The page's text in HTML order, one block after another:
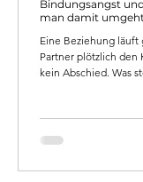
Bindungsangst
man damit
Eine Beziehung
Partner plötzlich den
kein Abschied. Was
Bindungsangst zu
und wie beide